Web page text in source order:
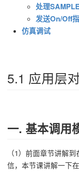
处理
发送On/Off
仿真调试
5.1 应用层
一. 基本调用
（1）前面章节讲解
信，本节课讲解一下